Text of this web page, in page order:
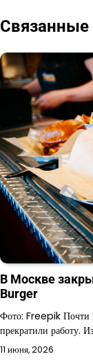
Связанные
В Москве
Burger
Фото: Freepik Почти
прекратили работу.
11 июня, 2026